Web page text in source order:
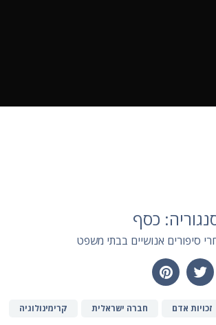
כסף
סיפורים אנושיים בבתי משפט
זכויות אדם חברה ישראלית קרימינולוגיה